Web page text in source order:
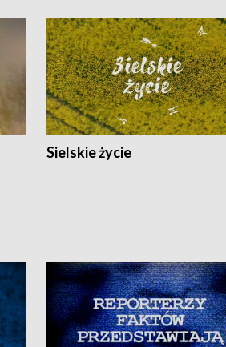
Sielskie życie